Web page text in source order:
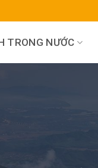
TRONG NƯỚC